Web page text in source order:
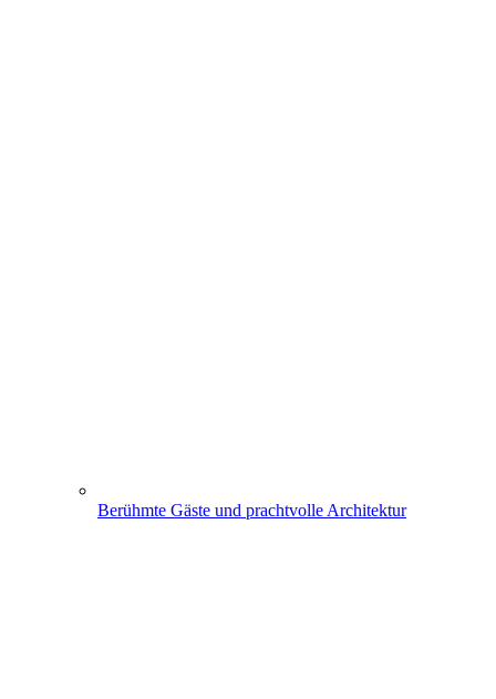
Berühmte Gäste und prachtvolle Architektur